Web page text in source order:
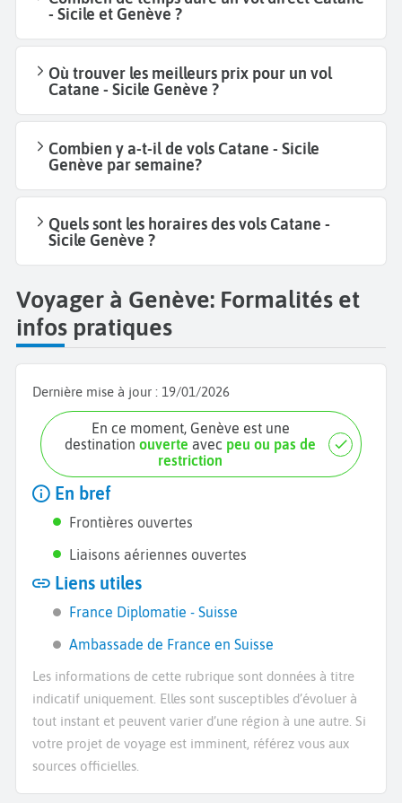
- Sicile et Genève ?
Où trouver les meilleurs prix pour un vol
Catane - Sicile Genève ?
Combien y a-t-il de vols Catane - Sicile
Genève par semaine?
Quels sont les horaires des vols Catane -
Sicile Genève ?
Voyager à Genève: Formalités et
infos pratiques
Dernière mise à jour : 19/01/2026
En ce moment, Genève est une
destinationouverte avec peu ou pas de
restriction
En bref
Frontières ouvertes
Liaisons aériennes ouvertes
Liens utiles
France Diplomatie - Suisse
Ambassade de France en Suisse
Les informations de cette rubrique sont données à titre
indicatif uniquement. Elles sont susceptibles d’évoluer à
tout instant et peuvent varier d’une région à une autre. Si
votre projet de voyage est imminent, référez vous aux
sources officielles.